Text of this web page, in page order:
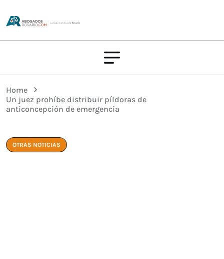
Home
Un juez prohíbe distribuir píldoras de
anticoncepción de emergencia
OTRAS NOTICIAS